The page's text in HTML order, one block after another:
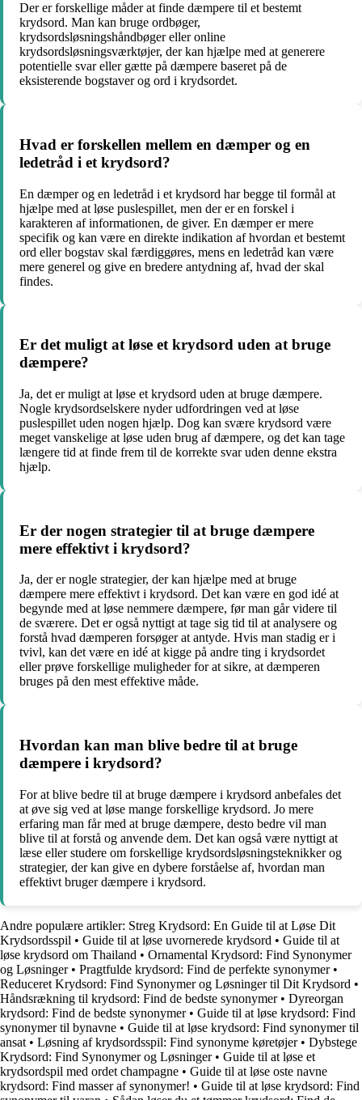
Der er forskellige måder at finde dæmpere til et bestemt
krydsord. Man kan bruge ordbøger,
krydsordsløsningshåndbøger eller online
krydsordsløsningsværktøjer, der kan hjælpe med at generere
potentielle svar eller gætte på dæmpere baseret på de
eksisterende bogstaver og ord i krydsordet.
Hvad er forskellen mellem en dæmper og en
ledetråd i et krydsord?
En dæmper og en ledetråd i et krydsord har begge til formål at
hjælpe med at løse puslespillet, men der er en forskel i
karakteren af informationen, de giver. En dæmper er mere
specifik og kan være en direkte indikation af hvordan et bestemt
ord eller bogstav skal færdiggøres, mens en ledetråd kan være
mere generel og give en bredere antydning af, hvad der skal
findes.
Er det muligt at løse et krydsord uden at bruge
dæmpere?
Ja, det er muligt at løse et krydsord uden at bruge dæmpere.
Nogle krydsordselskere nyder udfordringen ved at løse
puslespillet uden nogen hjælp. Dog kan svære krydsord være
meget vanskelige at løse uden brug af dæmpere, og det kan tage
længere tid at finde frem til de korrekte svar uden denne ekstra
hjælp.
Er der nogen strategier til at bruge dæmpere
mere effektivt i krydsord?
Ja, der er nogle strategier, der kan hjælpe med at bruge
dæmpere mere effektivt i krydsord. Det kan være en god idé at
begynde med at løse nemmere dæmpere, før man går videre til
de sværere. Det er også nyttigt at tage sig tid til at analysere og
forstå hvad dæmperen forsøger at antyde. Hvis man stadig er i
tvivl, kan det være en idé at kigge på andre ting i krydsordet
eller prøve forskellige muligheder for at sikre, at dæmperen
bruges på den mest effektive måde.
Hvordan kan man blive bedre til at bruge
dæmpere i krydsord?
For at blive bedre til at bruge dæmpere i krydsord anbefales det
at øve sig ved at løse mange forskellige krydsord. Jo mere
erfaring man får med at bruge dæmpere, desto bedre vil man
blive til at forstå og anvende dem. Det kan også være nyttigt at
læse eller studere om forskellige krydsordsløsningsteknikker og
strategier, der kan give en dybere forståelse af, hvordan man
effektivt bruger dæmpere i krydsord.
Andre populære artikler: Streg Krydsord: En Guide til at Løse Dit
Krydsordsspil • Guide til at løse uvornerede krydsord • Guide til at
løse krydsord om Thailand • Ornamental Krydsord: Find Synonymer
og Løsninger• Pragtfulde krydsord: Find de perfekte synonymer•
Reduceret Krydsord: Find Synonymer og Løsninger til Dit Krydsord •
Håndsrækning til krydsord: Find de bedste synonymer• Dyreorgan
krydsord: Find de bedste synonymer• Guide til at løse krydsord: Find
synonymer til bynavne • Guide til at løse krydsord: Find synonymer til
ansat • Løsning af krydsordsspil: Find synonyme køretøjer• Dybstege
Krydsord: Find Synonymer og Løsninger• Guide til at løse et
krydsordspil med ordet champagne • Guide til at løse oste navne
krydsord: Find masser af synonymer! • Guide til at løse krydsord: Find